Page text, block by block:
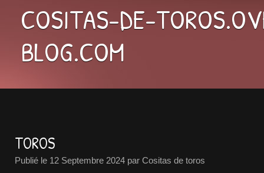
COSITAS-DE-
BLOG.COM
TOROS
Publié le 12 Septembre 2024 par Cositas de toros